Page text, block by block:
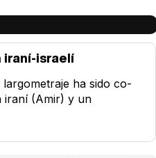
iraní-israelí
ha sido co-
iraní (Amir) y un